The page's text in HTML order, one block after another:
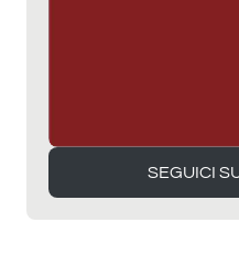
SEGUICI